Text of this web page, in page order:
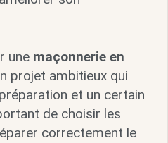
une maçonnerie en
projet ambitieux qui
et un certain
de choisir les
correctement le